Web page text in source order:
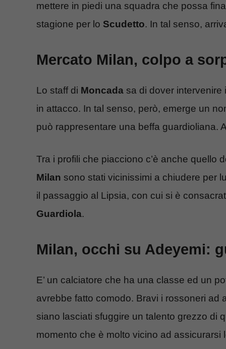
mettere in piedi una squadra che possa
stagione per lo Scudetto. In tal senso,
Mercato Milan, colpo a
Lo staff di Moncada sa di dover intervenire
in attacco. In tal senso, però, emerge un
può rappresentare una beffa guardioliana.
Tra i profili che piacciono c’è anche quello
Milan sono stati vicinissimi a chiudere per
il passaggio al Lipsia, con cui si è
Guardiola.
Milan, occhi su Adeyemi:
E’ un calciatore che ha una classe ed un
avrebbe fatto comodo. Bravi i rossoneri ad
siano lasciati sfuggire un talento grezzo di
momento che è molto vicino ad assicurarsi